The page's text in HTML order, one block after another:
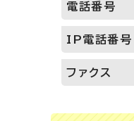
電話番号
IP電話番号
ファクス